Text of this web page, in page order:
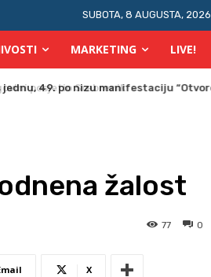
SUBOTA, 8 AUGUSTA, 2026
MARKETING LIVE!
posjetio Srebrenik
žalost
0
77
X